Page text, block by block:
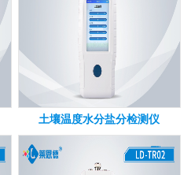
土壤温度水分盐分检测仪